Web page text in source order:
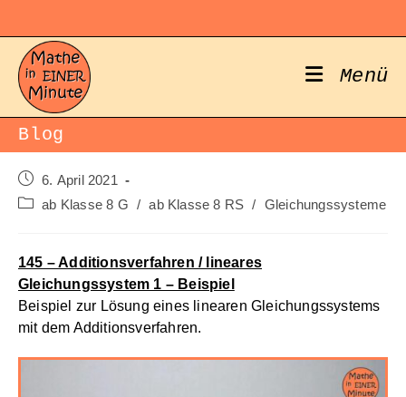
springen
Menü
Blog
Beitrag
veröffentlicht:
6. April 2021
Beitrags-
ab Klasse 8 G / ab Klasse 8 RS / Gleichungssysteme
145 – Additionsverfahren / lineares
Gleichungssystem 1 – Beispiel
Beispiel zur Lösung eines linearen Gleichungssystems
mit dem Additionsverfahren.